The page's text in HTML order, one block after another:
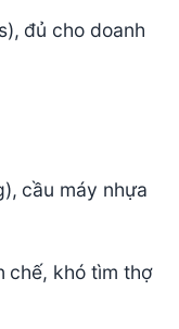
đủ cho doanh
cầu máy nhựa
chế, khó tìm thợ